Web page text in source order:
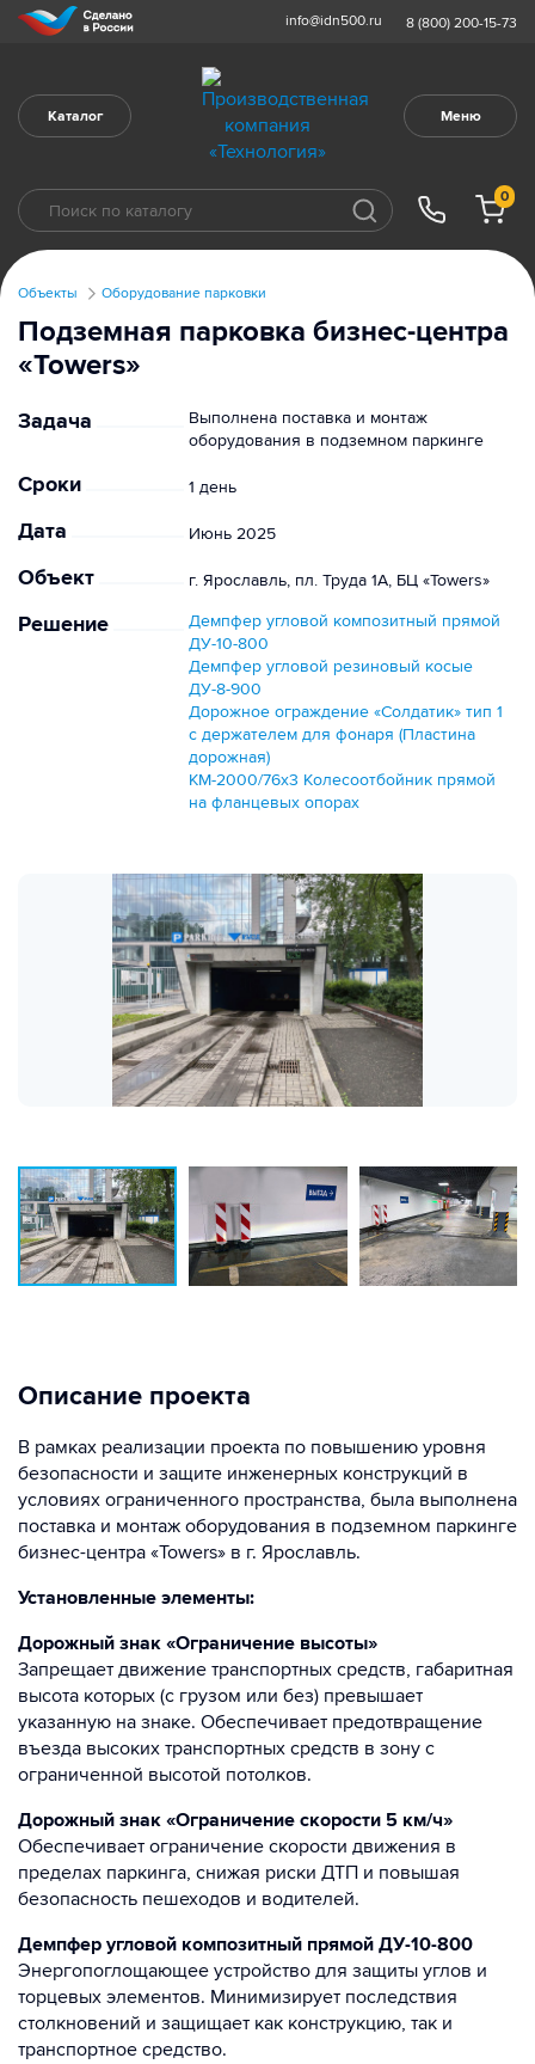
info@idn500.ru 8 (800) 200-15-73
Каталог Меню
0
Объекты Оборудование парковки
Подземная парковка бизнес-центра
«Towers»
Задача
Выполнена поставка и монтаж
оборудования в подземном паркинге
Сроки 1 день
Дата Июнь 2025
Объект г. Ярославль, пл. Труда 1А, БЦ «Towers»
Решение
Демпфер угловой композитный прямой
ДУ-10-800
Демпфер угловой резиновый косые
ДУ-8-900
Дорожное ограждение «Солдатик» тип 1
с держателем для фонаря (Пластина
дорожная)
КМ-2000/76х3 Колесоотбойник прямой
на фланцевых опорах
Описание проекта
В рамках реализации проекта по повышению уровня
безопасности и защите инженерных конструкций в
условиях ограниченного пространства, была выполнена
поставка и монтаж оборудования в подземном паркинге
бизнес-центра «Towers» в г. Ярославль.
Установленные элементы:
Дорожный знак «Ограничение высоты»
Запрещает движение транспортных средств, габаритная
высота которых (с грузом или без) превышает
указанную на знаке. Обеспечивает предотвращение
въезда высоких транспортных средств в зону с
ограниченной высотой потолков.
Дорожный знак «Ограничение скорости 5 км/ч»
Обеспечивает ограничение скорости движения в
пределах паркинга, снижая риски ДТП и повышая
безопасность пешеходов и водителей.
Демпфер угловой композитный прямой ДУ-10-800
Энергопоглощающее устройство для защиты углов и
торцевых элементов. Минимизирует последствия
столкновений и защищает как конструкцию, так и
транспортное средство.